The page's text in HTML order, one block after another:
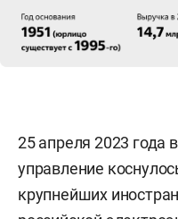
25 апреля 2023 года
управление
крупнейших